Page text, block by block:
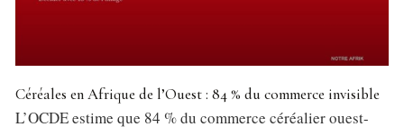
Céréales en Afrique de l’Ouest : 84 % du commerce invisible
L’OCDE estime que 84 % du commerce céréalier ouest-